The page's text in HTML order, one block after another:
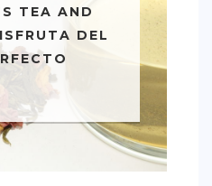
TEA AND
DEL